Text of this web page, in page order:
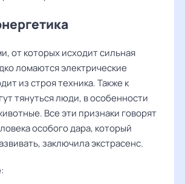
от которых исходит сильная
ломаются электрические
из строя техника. Также к
тянуться люди, в особенности
Все эти признаки говорят
особого дара, который
заключила экстрасенс.